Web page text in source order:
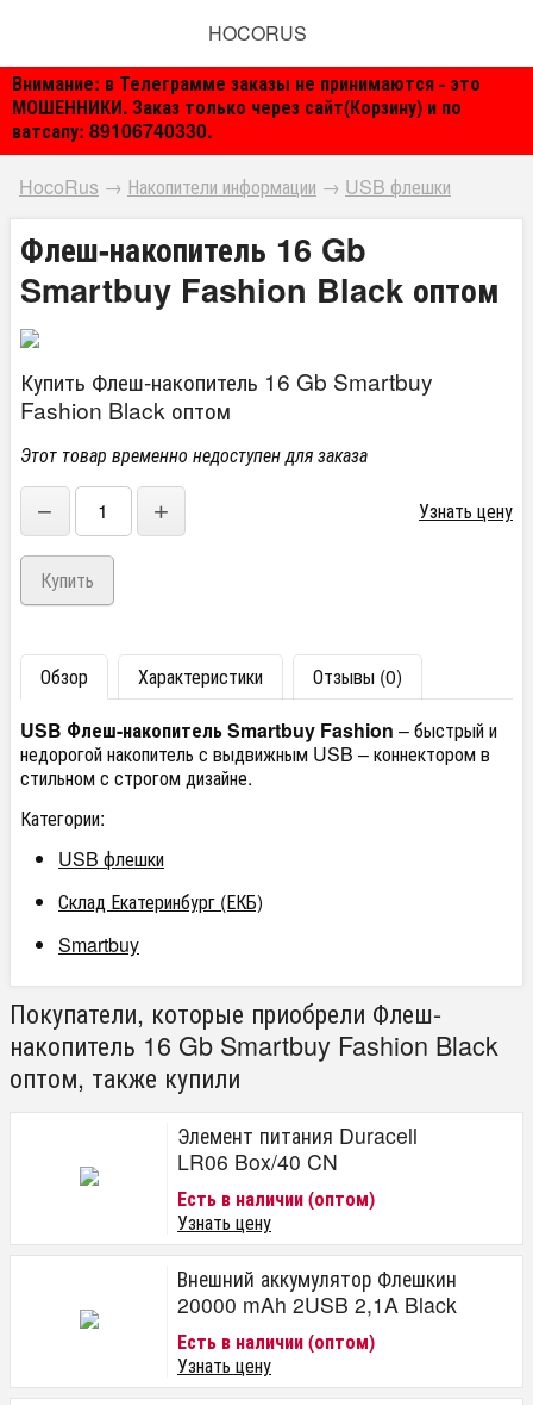
Внимание: в Телеграмме заказы не принимаются - это
МОШЕННИКИ. Заказ только через сайт(Корзину) и по
ватсапу: 89106740330.
HOCORUS
HocoRus → Накопители информации → USB флешки
Флеш-накопитель 16 Gb
Smartbuy Fashion Black оптом
Купить Флеш-накопитель 16 Gb Smartbuy
Fashion Black оптом
Этот товар временно недоступен для заказа
− + Узнать цену
Обзор Характеристики
Отзывы (0)
USB Флеш-накопитель Smartbuy Fashion – быстрый и
недорогой накопитель с выдвижным USB – коннектором в
стильном с строгом дизайне.
Категории:
USB флешки
Склад Екатеринбург (ЕКБ)
Smartbuy
Покупатели, которые приобрели Флеш-
накопитель 16 Gb Smartbuy Fashion Black
оптом, также купили
Элемент питания Duracell
LR06 Box/40 CN
Есть в наличии (оптом)
Узнать цену
Внешний аккумулятор Флешкин
20000 mAh 2USB 2,1A Black
Есть в наличии (оптом)
Узнать цену